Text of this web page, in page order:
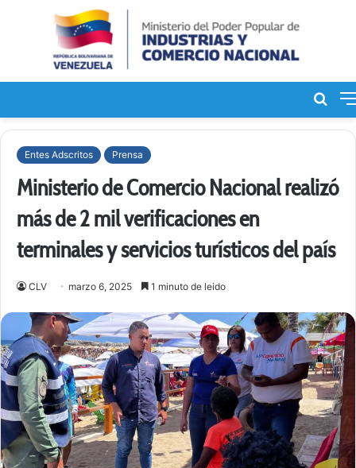
de
Entes Adscritos Prensa
Ministerio de Comercio Nacional realizó
más de 2 mil verificaciones en
terminales y servicios turísticos del país
CLV marzo 6, 2025 1 minuto de leido